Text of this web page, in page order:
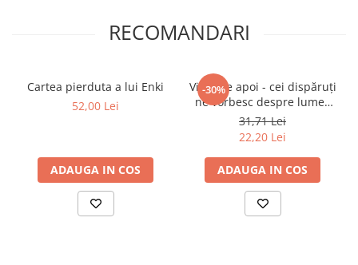
RECOMANDARI
Cartea pierduta a lui Enki
52,00 Lei
ADAUGA IN COS
-30%
Viaţa de apoi - cei dispăruţi
ne vorbesc despre lumea
lor
31,71 Lei
22,20 Lei
ADAUGA IN COS